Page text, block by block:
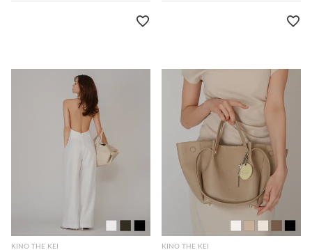
KINO THE KEI KINO THE KEI